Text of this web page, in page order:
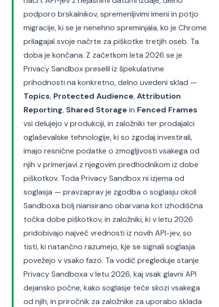
podporo brskalnikov, spremenljivimi imeni in potjo
migracije, ki se je nenehno spreminjala, ko je Chrome
prilagajal svoje načrte za piškotke tretjih oseb. Ta
doba je končana. Z začetkom leta 2026 se je
Privacy Sandbox preselil iz špekulativne
prihodnosti na konkretno, delno uvedeni sklad —
Topics, Protected Audience,Attribution
Reporting, Shared Storagein Fenced Frames
vsi delujejo v produkciji, in založniki ter prodajalci
oglaševalske tehnologije, ki so zgodaj investirali,
imajo resnične podatke o zmogljivosti vsakega od
njih v primerjavi z njegovim predhodnikom iz dobe
piškotkov. Toda Privacy Sandbox ni izjema od
soglasja — pravzaprav je zgodba o soglasju okoli
Sandboxa bolj niansirano obarvana kot izhodiščna
točka dobe piškotkov, in založniki, ki v letu 2026
pridobivajo največ vrednosti iz novih API-jev, so
tisti, ki natančno razumejo, kje se signali soglasja
povežejo v vsako fazo. Ta vodič pregleduje stanje
Privacy Sandboxa v letu 2026, kaj vsak glavni API
dejansko počne, kako soglasje teče skozi vsakega
od njih, in priročnik za založnike za uporabo sklada